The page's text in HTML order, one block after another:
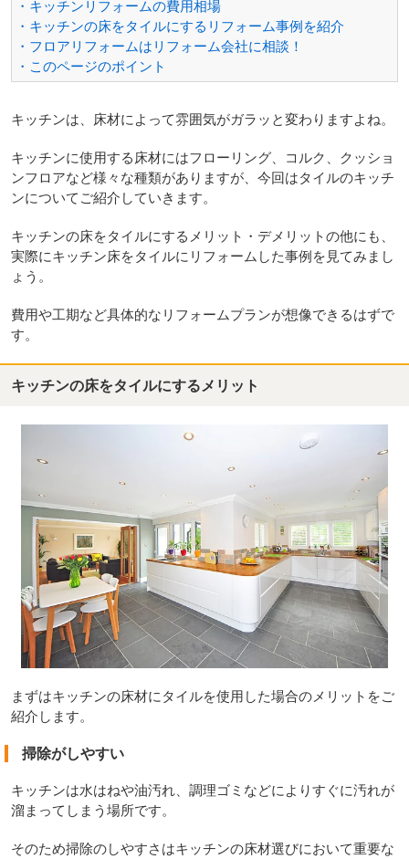
・キッチンリフォームの費用相場
・キッチンの床をタイルにするリフォーム事例を紹介
・フロアリフォームはリフォーム会社に相談！
・このページのポイント
キッチンは、床材によって雰囲気がガラッと変わりますよね。
キッチンに使用する床材にはフローリング、コルク、クッショ
ンフロアなど様々な種類がありますが、今回はタイルのキッチ
ンについてご紹介していきます。
キッチンの床をタイルにするメリット・デメリットの他にも、
実際にキッチン床をタイルにリフォームした事例を見てみまし
ょう。
費用や工期など具体的なリフォームプランが想像できるはずで
す。
キッチンの床をタイルにするメリット
まずはキッチンの床材にタイルを使用した場合のメリットをご
紹介します。
掃除がしやすい
キッチンは水はねや油汚れ、調理ゴミなどによりすぐに汚れが
溜まってしまう場所です。
そのため掃除のしやすさはキッチンの床材選びにおいて重要な